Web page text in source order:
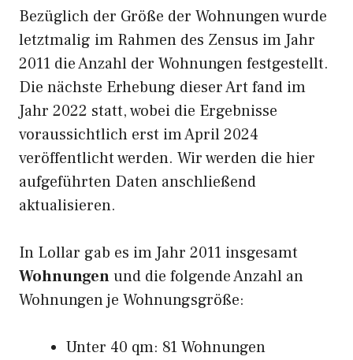
Bezüglich der Größe der Wohnungen wurde
letztmalig im Rahmen des Zensus im Jahr
2011 die Anzahl der Wohnungen festgestellt.
Die nächste Erhebung dieser Art fand im
Jahr 2022 statt, wobei die Ergebnisse
voraussichtlich erst im April 2024
veröffentlicht werden. Wir werden die hier
aufgeführten Daten anschließend
aktualisieren.
In Lollar gab es im Jahr 2011 insgesamt
Wohnungenund die folgende Anzahl an
Wohnungen je Wohnungsgröße:
Unter 40 qm: 81 Wohnungen